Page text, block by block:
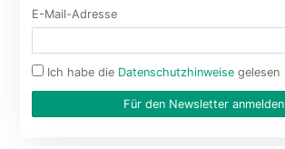
E-Mail-Adresse
Ich habe die Datenschutzhinweise gelesen
Für den Newsletter anmelden